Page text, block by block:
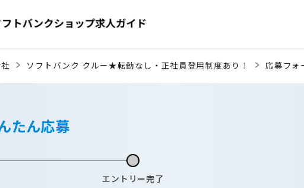
ソフトバンク クルー★転勤なし・正社員登用制度あり！ 応募フォ
たん応募
エントリー完了